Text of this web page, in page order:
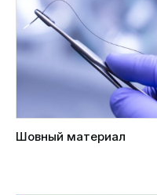
Шовный материал